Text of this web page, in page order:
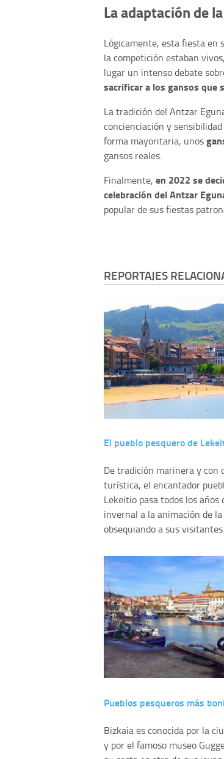
La adaptación de
Lógicamente, esta fiesta en
la competición estaban
lugar un intenso debate
sacrificar a los gansos que
La tradición del Antzar
concienciación y
forma mayoritaria, unos
gansos reales.
Finalmente, en 2022 se
celebración del Antzar
popular de sus fiestas
REPORTAJES
El pueblo pesquero de
De tradición marinera y con
turística, el encantador
Lekeitio pasa todos los años
invernal a la animación de
obsequiando a sus visitantes
Pueblos pesqueros más
Bizkaia es conocida por la
y por el famoso museo